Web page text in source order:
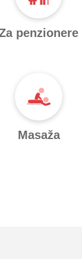
penzionere
Masaža